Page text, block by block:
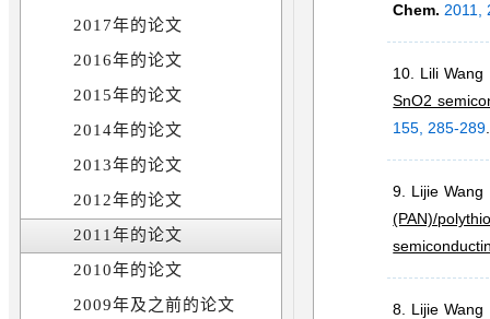
2017年的论文
2016年的论文
2015年的论文
2014年的论文
2013年的论文
2012年的论文
2011年的论文
2010年的论文
2009年及之前的论文
Chem. 2011,
10. Lili
SnO2
155, 285-289
9. Lijie
(PAN)/
8. Lijie